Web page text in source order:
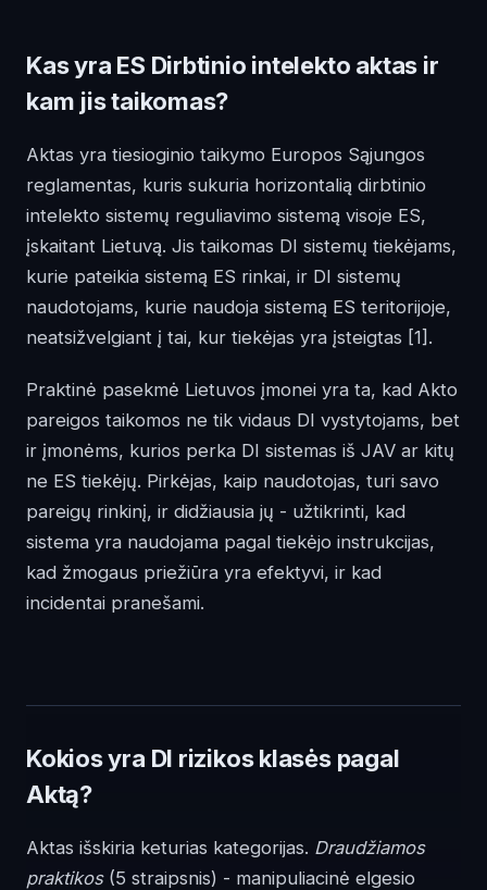
Kas yra ES Dirbtinio intelekto aktas ir
kam jis taikomas?
Aktas yra tiesioginio taikymo Europos Sąjungos
reglamentas, kuris sukuria horizontalią dirbtinio
intelekto sistemų reguliavimo sistemą visoje ES,
įskaitant Lietuvą. Jis taikomas DI sistemų tiekėjams,
kurie pateikia sistemą ES rinkai, ir DI sistemų
naudotojams, kurie naudoja sistemą ES teritorijoje,
neatsižvelgiant į tai, kur tiekėjas yra įsteigtas [1] .
Praktinė pasekmė Lietuvos įmonei yra ta, kad Akto
pareigos taikomos ne tik vidaus DI vystytojams, bet
ir įmonėms, kurios perka DI sistemas iš JAV ar kitų
ne ES tiekėjų. Pirkėjas, kaip naudotojas, turi savo
pareigų rinkinį, ir didžiausia jų - užtikrinti, kad
sistema yra naudojama pagal tiekėjo instrukcijas,
kad žmogaus priežiūra yra efektyvi, ir kad
incidentai pranešami.
Kokios yra DI rizikos klasės pagal
Aktą?
Aktas išskiria keturias kategorijas. Draudžiamos
praktikos(5 straipsnis) - manipuliacinė elgesio